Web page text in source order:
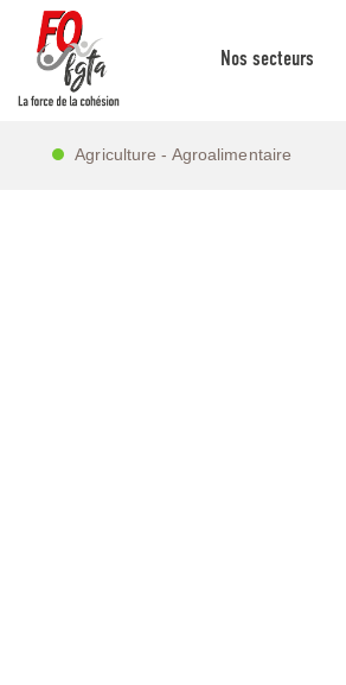
Nos secteurs
Agriculture - Agroalimentaire